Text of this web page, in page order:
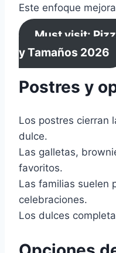
Este enfoque
Must visit:
y Tamaños 2026
Postres y
Los postres cierran
dulce.
Las galletas,
favoritos.
Las familias suelen
celebraciones.
Los dulces